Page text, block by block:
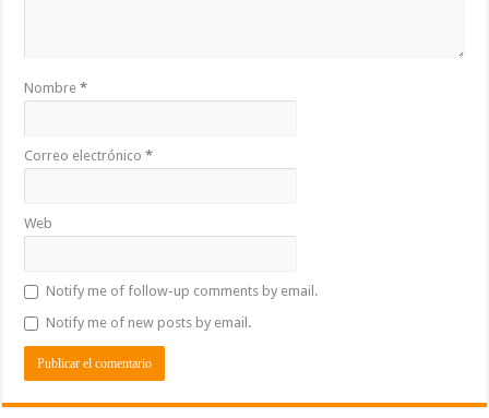
Nombre*
Correo electrónico*
Web
Notify me of follow-up comments by email.
Notify me of new posts by email.